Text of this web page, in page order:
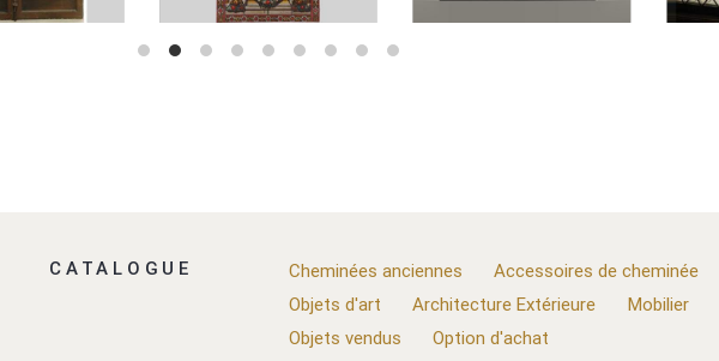
CATALOGUE Cheminées anciennes Accessoires de cheminée
Objets d'art
Architecture Extérieure Mobilier
Objets vendus
Option d'achat